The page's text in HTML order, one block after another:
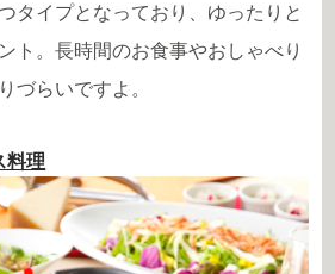
タイプとなっており、ゆったりと
ト。長時間のお食事やおしゃべり
づらいですよ。
料理